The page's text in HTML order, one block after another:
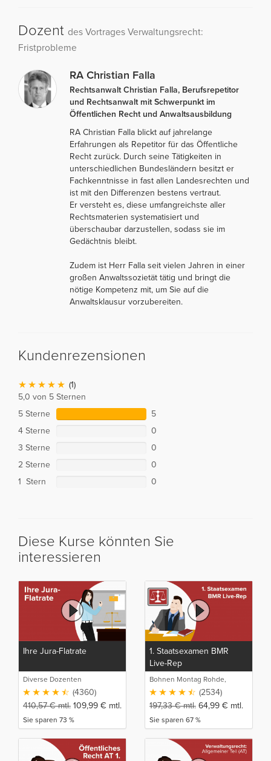
Dozent des Vortrages Verwaltungsrecht:
Fristprobleme
RA Christian Falla
Rechtsanwalt Christian Falla, Berufsrepetitor
und Rechtsanwalt mit Schwerpunkt im
Öffentlichen Recht und Anwaltsausbildung
RA Christian Falla blickt auf jahrelange
Erfahrungen als Repetitor für das Öffentliche
Recht zurück. Durch seine Tätigkeiten in
unterschiedlichen Bundesländern besitzt er
Fachkenntnisse in fast allen Landesrechten und
ist mit den Differenzen bestens vertraut.
Er versteht es, diese umfangreichste aller
Rechtsmaterien systematisiert und
überschaubar darzustellen, sodass sie im
Gedächtnis bleibt.
Zudem ist Herr Falla seit vielen Jahren in einer
großen Anwaltssozietät tätig und bringt die
nötige Kompetenz mit, um Sie auf die
Anwaltsklausur vorzubereiten.
Kundenrezensionen
(1)
5,0 von 5 Sternen
5 Sterne
5
4 Sterne
0
3 Sterne
0
2 Sterne
0
1 Stern
0
Diese Kurse könnten Sie
interessieren
Ihre Jura-Flatrate
Diverse Dozenten
(4360)
410,57€mtl. 109,99 € mtl.
Sie sparen 73 %
1. Staatsexamen BMR
Live-Rep
Bohnen Montag Rohde,
Juristische Intensivlehrgänge
(2534)
197,33€mtl. 64,99 € mtl.
Sie sparen 67 %